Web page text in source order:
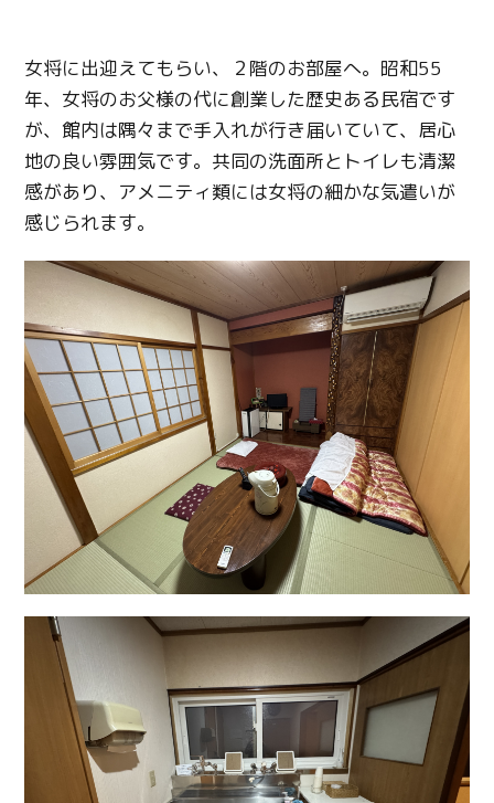
女将に出迎えてもらい、２階のお部屋へ。昭和55
年、女将のお父様の代に創業した歴史ある民宿です
が、館内は隅々まで手入れが行き届いていて、居心
地の良い雰囲気です。共同の洗面所とトイレも清潔
感があり、アメニティ類には女将の細かな気遣いが
感じられます。